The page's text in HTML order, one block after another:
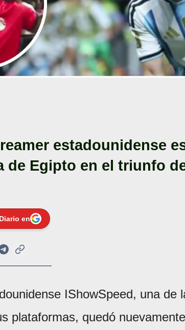
estadounidense
de Egipto en el triunfo
en
IShowSpeed, una de
plataformas, quedó